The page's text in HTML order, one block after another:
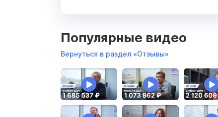
Популярные видео
Вернуться в раздел «Отзывы»